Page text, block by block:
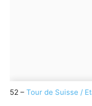
52 – Tour de Suisse /